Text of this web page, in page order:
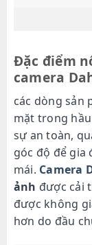
Đặc điểm
camera
các dòng sản
mặt trong
sự an toàn,
góc độ để gia
mái. Camera
ảnh được cải
được không
hơn do đầu